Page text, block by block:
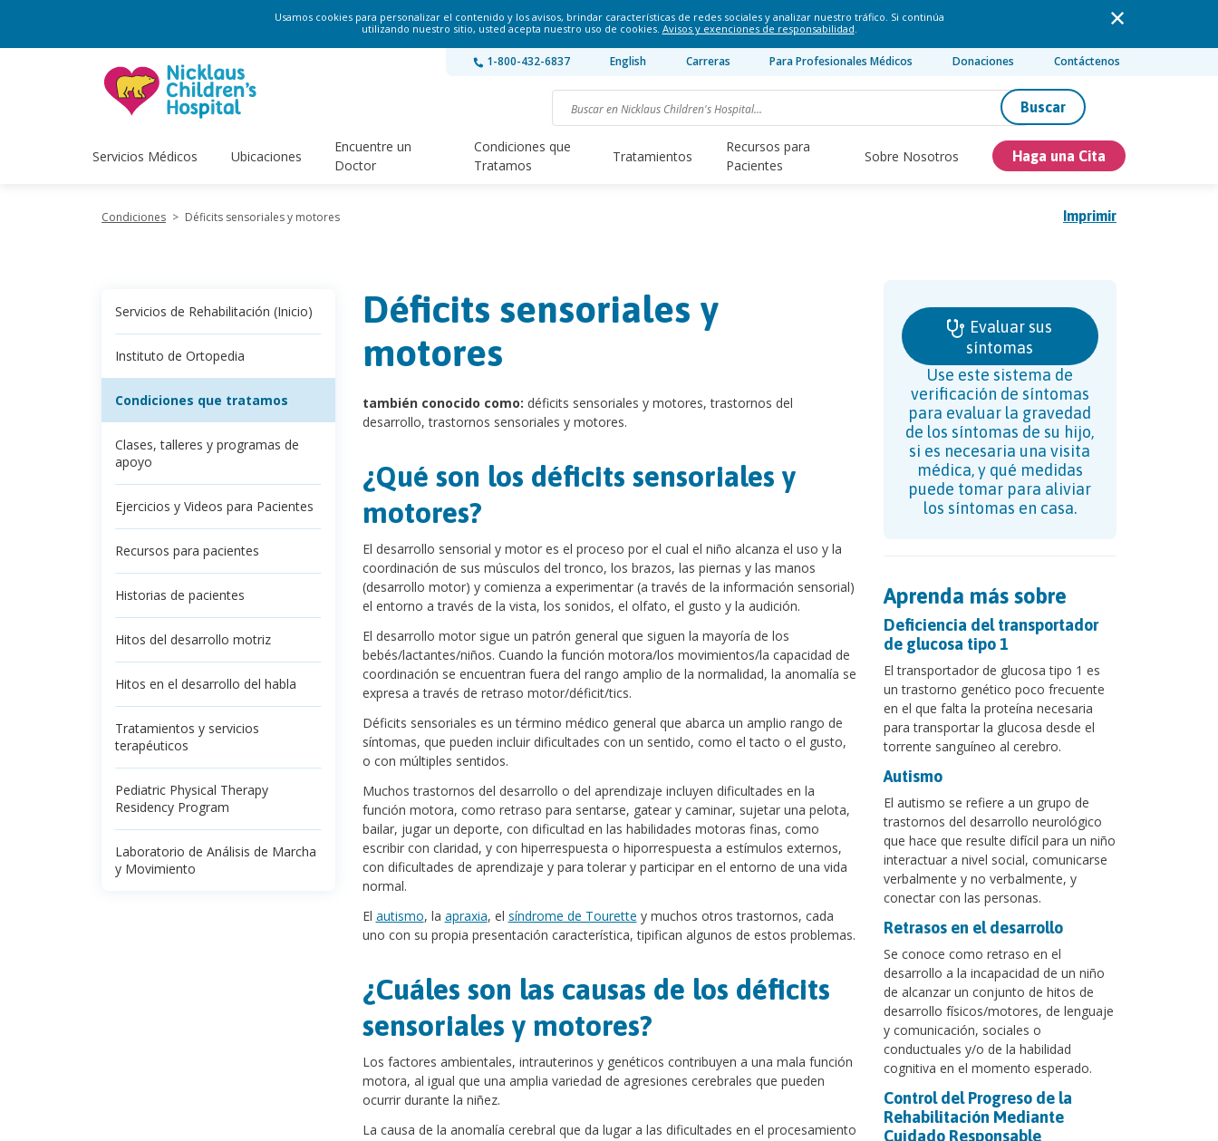
Usamos cookies para personalizar el contenido y los avisos, brindar características de redes sociales y analizar nuestro tráfico. Si continúa
utilizando nuestro sitio, usted acepta nuestro uso de cookies. Avisos y exenciones de responsabilidad.
1-800-432-6837 English Carreras Para Profesionales Médicos Donaciones Contáctenos
Buscar
Servicios Médicos Ubicaciones
Encuentre un
Doctor
Condiciones que
Tratamos
Tratamientos
Recursos para
Pacientes
Sobre Nosotros Haga una Cita
Imprimir
Condiciones > Déficits sensoriales y motores
Servicios de Rehabilitación (Inicio)
Instituto de Ortopedia
Condiciones que tratamos
Clases, talleres y programas de
apoyo
Ejercicios y Videos para Pacientes
Recursos para pacientes
Historias de pacientes
Hitos del desarrollo motriz
Hitos en el desarrollo del habla
Tratamientos y servicios
terapéuticos
Pediatric Physical Therapy
Residency Program
Laboratorio de Análisis de Marcha
y Movimiento
Déficits sensoriales y
motores
también conocido como: déficits sensoriales y motores, trastornos del
desarrollo, trastornos sensoriales y motores.
¿Qué son los déficits sensoriales y
motores?
El desarrollo sensorial y motor es el proceso por el cual el niño alcanza el uso y la
coordinación de sus músculos del tronco, los brazos, las piernas y las manos
(desarrollo motor) y comienza a experimentar (a través de la información sensorial)
el entorno a través de la vista, los sonidos, el olfato, el gusto y la audición.
El desarrollo motor sigue un patrón general que siguen la mayoría de los
bebés/lactantes/niños. Cuando la función motora/los movimientos/la capacidad de
coordinación se encuentran fuera del rango amplio de la normalidad, la anomalía se
expresa a través de retraso motor/déficit/tics.
Déficits sensoriales es un término médico general que abarca un amplio rango de
síntomas, que pueden incluir dificultades con un sentido, como el tacto o el gusto,
o con múltiples sentidos.
Muchos trastornos del desarrollo o del aprendizaje incluyen dificultades en la
función motora, como retraso para sentarse, gatear y caminar, sujetar una pelota,
bailar, jugar un deporte, con dificultad en las habilidades motoras finas, como
escribir con claridad, y con hiperrespuesta o hiporrespuesta a estímulos externos,
con dificultades de aprendizaje y para tolerar y participar en el entorno de una vida
normal.
El autismo, la apraxia, el síndrome de Tourette y muchos otros trastornos, cada
uno con su propia presentación característica, tipifican algunos de estos problemas.
¿Cuáles son las causas de los déficits
sensoriales y motores?
Los factores ambientales, intrauterinos y genéticos contribuyen a una mala función
motora, al igual que una amplia variedad de agresiones cerebrales que pueden
ocurrir durante la niñez.
La causa de la anomalía cerebral que da lugar a las dificultades en el procesamiento
Evaluar sus
síntomas
Use este sistema de
verificación de síntomas
para evaluar la gravedad
de los síntomas de su hijo,
si es necesaria una visita
médica, y qué medidas
puede tomar para aliviar
los síntomas en casa.
Aprenda más sobre
Deficiencia del transportador
de glucosa tipo 1
El transportador de glucosa tipo 1 es
un trastorno genético poco frecuente
en el que falta la proteína necesaria
para transportar la glucosa desde el
torrente sanguíneo al cerebro.
Autismo
El autismo se refiere a un grupo de
trastornos del desarrollo neurológico
que hace que resulte difícil para un niño
interactuar a nivel social, comunicarse
verbalmente y no verbalmente, y
conectar con las personas.
Retrasos en el desarrollo
Se conoce como retraso en el
desarrollo a la incapacidad de un niño
de alcanzar un conjunto de hitos de
desarrollo físicos/motores, de lenguaje
y comunicación, sociales o
conductuales y/o de la habilidad
cognitiva en el momento esperado.
Control del Progreso de la
Rehabilitación Mediante
Cuidado Responsable